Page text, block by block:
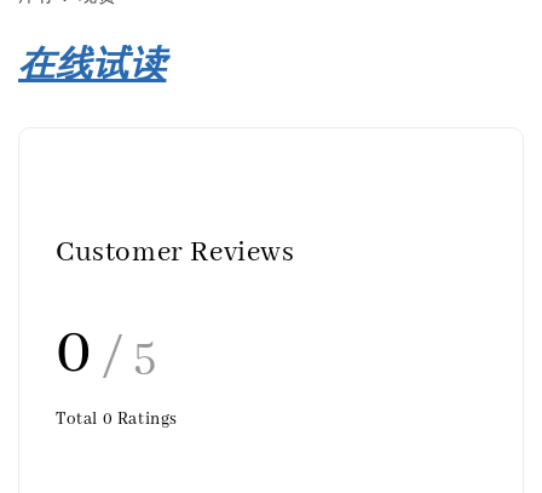
在线试读
Customer Reviews
0 / 5
Total 0 Ratings